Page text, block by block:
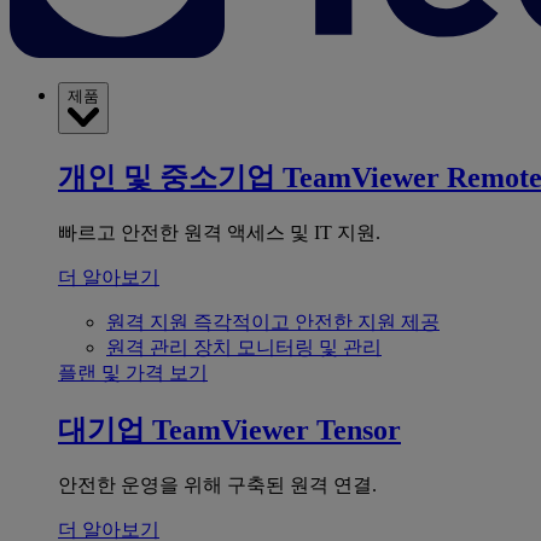
제품
개인 및 중소기업 TeamViewer Remote
빠르고 안전한 원격 액세스 및 IT 지원.
더 알아보기
원격 지원 즉각적이고 안전한 지원 제공
원격 관리 장치 모니터링 및 관리
플랜 및 가격 보기
대기업 TeamViewer Tensor
안전한 운영을 위해 구축된 원격 연결.
더 알아보기